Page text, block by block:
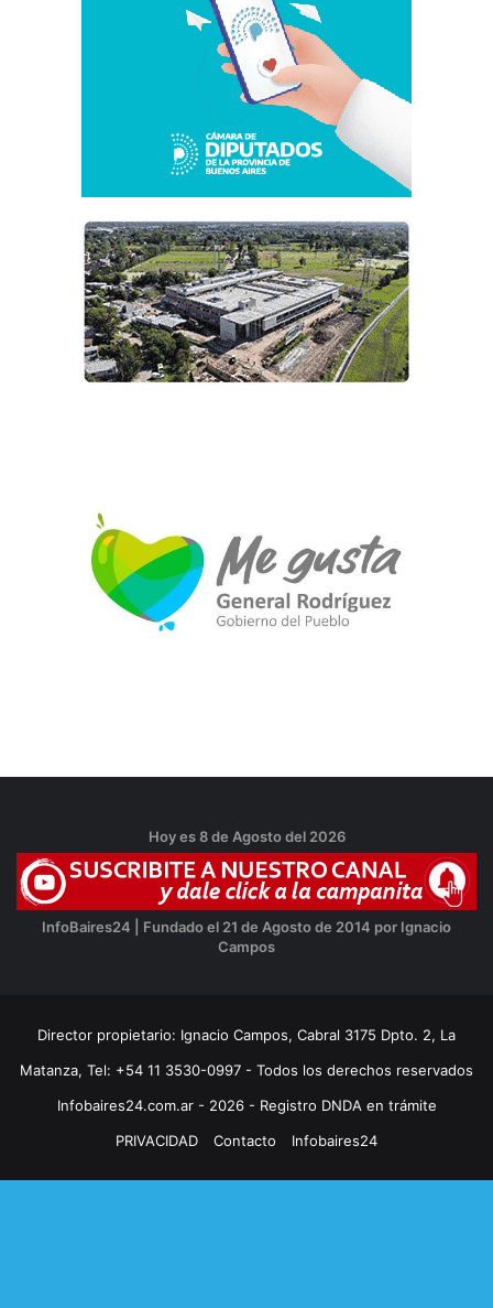
Hoy es 8 de Agosto del 2026
InfoBaires24 | Fundado el 21 de Agosto de 2014 por Ignacio
Campos
Director propietario: Ignacio Campos, Cabral 3175 Dpto. 2, La
Matanza, Tel: +54 11 3530-0997 - Todos los derechos reservados
Infobaires24.com.ar - 2026 - Registro DNDA en trámite
PRIVACIDAD
Contacto Infobaires24